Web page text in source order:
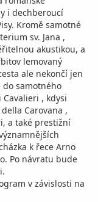
i dechberoucí
Kromě samotné
sv. Jana ,
akustikou, a
lemovaný
ale nekončí jen
do samotného
Cavalieri , kdysi
Carovana ,
a také prestižní
k řece Arno
Po návratu bude
v závislosti na